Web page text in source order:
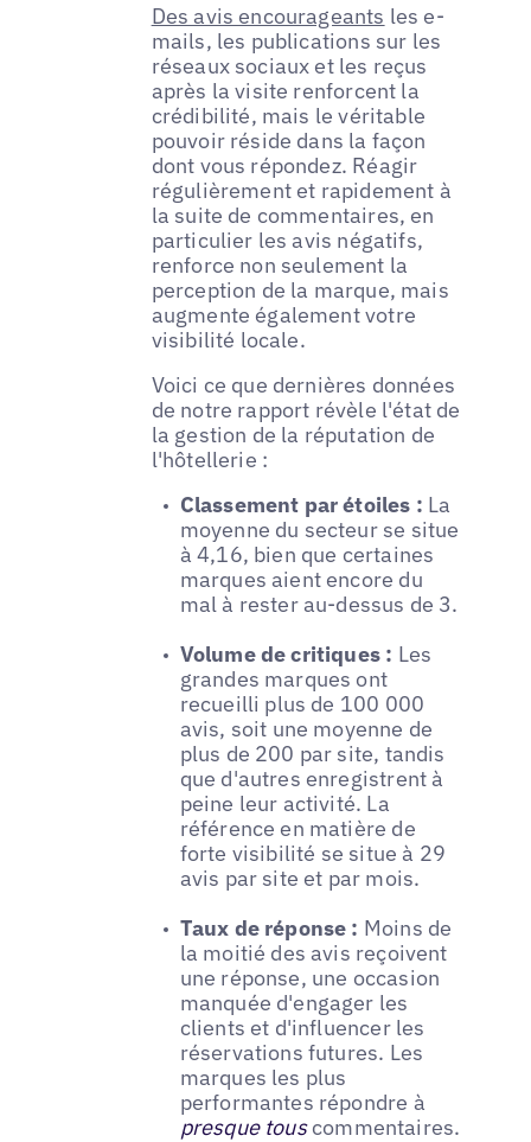
Des avis encourageants les e-
mails, les publications sur les
réseaux sociaux et les reçus
après la visite renforcent la
crédibilité, mais le véritable
pouvoir réside dans la façon
dont vous répondez. Réagir
régulièrement et rapidement à
la suite de commentaires, en
particulier les avis négatifs,
renforce non seulement la
perception de la marque, mais
augmente également votre
visibilité locale.
Voici ce que dernières données
de notre rapport révèle l'état de
la gestion de la réputation de
l'hôtellerie :
Classement par étoiles : La
moyenne du secteur se situe
à 4,16, bien que certaines
marques aient encore du
mal à rester au-dessus de 3.
Volume de critiques : Les
grandes marques ont
recueilli plus de 100 000
avis, soit une moyenne de
plus de 200 par site, tandis
que d'autres enregistrent à
peine leur activité. La
référence en matière de
forte visibilité se situe à 29
avis par site et par mois.
Taux de réponse : Moins de
la moitié des avis reçoivent
une réponse, une occasion
manquée d'engager les
clients et d'influencer les
réservations futures. Les
marques les plus
performantes répondre à
presque touscommentaires.